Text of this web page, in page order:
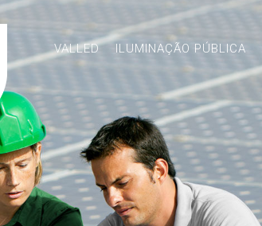
VALLED ILUMINAÇÃO PÚBLICA